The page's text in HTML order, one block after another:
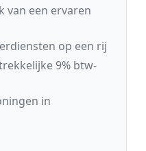
van een ervaren
op een rij
9% btw-
in